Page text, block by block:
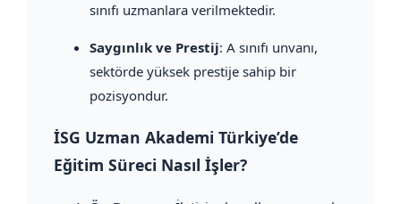
sınıfı uzmanlara verilmektedir.
Saygınlık ve Prestij: A sınıfı unvanı,
sektörde yüksek prestije sahip bir
pozisyondur.
İSG Uzman Akademi Türkiye’de
Eğitim Süreci Nasıl İşler?